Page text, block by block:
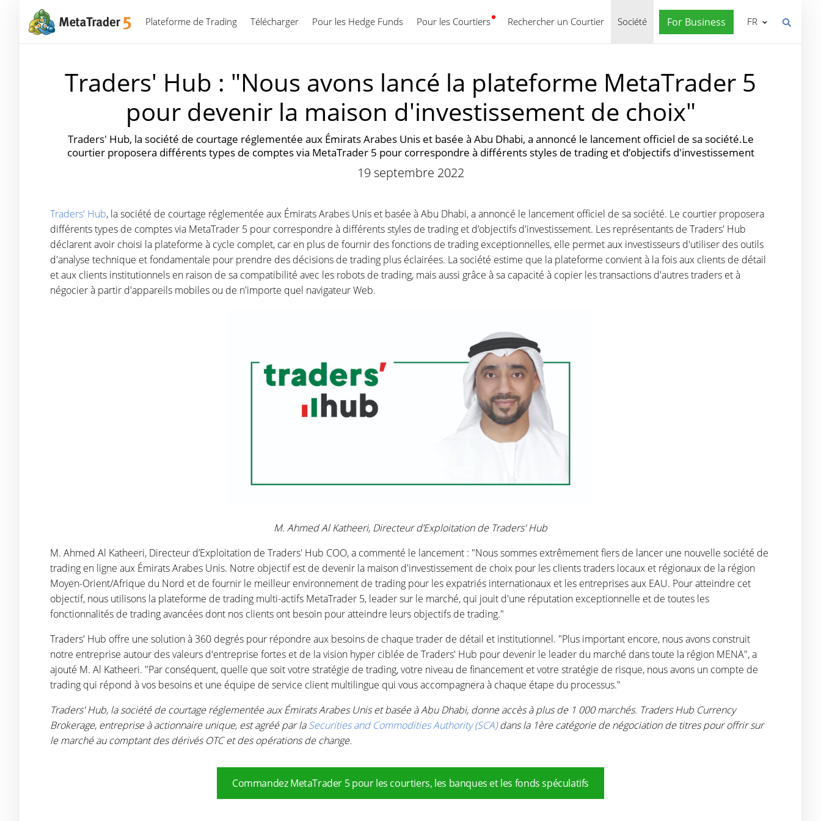
Plateforme de Trading Télécharger Pour les Hedge Funds Pour les Courtiers Rechercher un Courtier Société For Business
Français FR
Traders' Hub : "Nous avons lancé la plateforme MetaTrader 5
pour devenir la maison d'investissement de choix"
Traders' Hub, la société de courtage réglementée aux Émirats Arabes Unis et basée à Abu Dhabi, a annoncé le lancement officiel de sa société.Le
courtier proposera différents types de comptes via MetaTrader 5 pour correspondre à différents styles de trading et d’objectifs d'investissement
19 septembre 2022
Traders' Hub, la société de courtage réglementée aux Émirats Arabes Unis et basée à Abu Dhabi, a annoncé le lancement officiel de sa société. Le courtier proposera
différents types de comptes via MetaTrader 5 pour correspondre à différents styles de trading et d’objectifs d'investissement. Les représentants de Traders' Hub
déclarent avoir choisi la plateforme à cycle complet, car en plus de fournir des fonctions de trading exceptionnelles, elle permet aux investisseurs d'utiliser des outils
d'analyse technique et fondamentale pour prendre des décisions de trading plus éclairées. La société estime que la plateforme convient à la fois aux clients de détail
et aux clients institutionnels en raison de sa compatibilité avec les robots de trading, mais aussi grâce à sa capacité à copier les transactions d'autres traders et à
négocier à partir d'appareils mobiles ou de n'importe quel navigateur Web.
M. Ahmed Al Katheeri, Directeur d’Exploitation de Traders' Hub
M. Ahmed Al Katheeri, Directeur d’Exploitation de Traders' Hub COO, a commenté le lancement : "Nous sommes extrêmement fiers de lancer une nouvelle société de
trading en ligne aux Émirats Arabes Unis. Notre objectif est de devenir la maison d'investissement de choix pour les clients traders locaux et régionaux de la région
Moyen-Orient/Afrique du Nord et de fournir le meilleur environnement de trading pour les expatriés internationaux et les entreprises aux EAU. Pour atteindre cet
objectif, nous utilisons la plateforme de trading multi-actifs MetaTrader 5, leader sur le marché, qui jouit d'une réputation exceptionnelle et de toutes les
fonctionnalités de trading avancées dont nos clients ont besoin pour atteindre leurs objectifs de trading."
Traders' Hub offre une solution à 360 degrés pour répondre aux besoins de chaque trader de détail et institutionnel. "Plus important encore, nous avons construit
notre entreprise autour des valeurs d'entreprise fortes et de la vision hyper ciblée de Traders' Hub pour devenir le leader du marché dans toute la région MENA", a
ajouté M. Al Katheeri. "Par conséquent, quelle que soit votre stratégie de trading, votre niveau de financement et votre stratégie de risque, nous avons un compte de
trading qui répond à vos besoins et une équipe de service client multilingue qui vous accompagnera à chaque étape du processus."
Traders' Hub, la société de courtage réglementée aux Émirats Arabes Unis et basée à Abu Dhabi, donne accès à plus de 1 000 marchés. Traders Hub Currency
Brokerage, entreprise à actionnaire unique, est agréé par laSecurities and Commodities Authority (SCA)dans la 1ère catégorie de négociation de titres pour offrir sur
le marché au comptant des dérivés OTC et des opérations de change.
Commandez MetaTrader 5 pour les courtiers, les banques et les fonds spéculatifs